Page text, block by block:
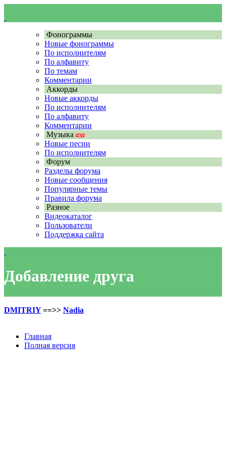
Фонограммы
Новые фонограммы
По исполнителям
По алфавиту
По темам
Комментарии
Аккорды
Новые аккорды
По исполнителям
По алфавиту
Комментарии
Музыка
Новые песни
По исполнителям
Форум
Разделы форума
Новые сообщения
Популярные темы
Правила форума
Разное
Видеокаталог
Пользователи
Поддержка сайта
Добавление друга
DMITRIY ==>> Nadia
Главная
Полная версия